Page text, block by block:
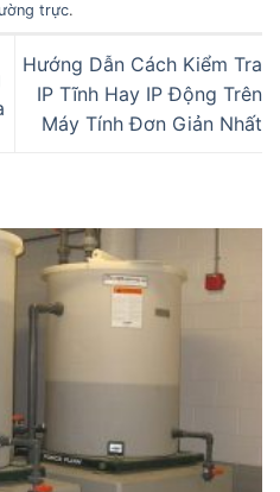
trực.
Hướng Dẫn Cách Kiểm Tra
IP Tĩnh Hay IP Động Trên
Máy Tính Đơn Giản Nhất